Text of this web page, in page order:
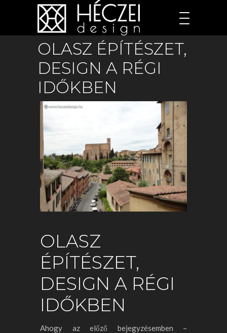
OLASZ ÉPÍTÉSZET,
DESIGN A RÉGI
IDŐKBEN
OLASZ
ÉPÍTÉSZET,
DESIGN A RÉGI
IDŐKBEN
Ahogy az előző bejegyzésemben –